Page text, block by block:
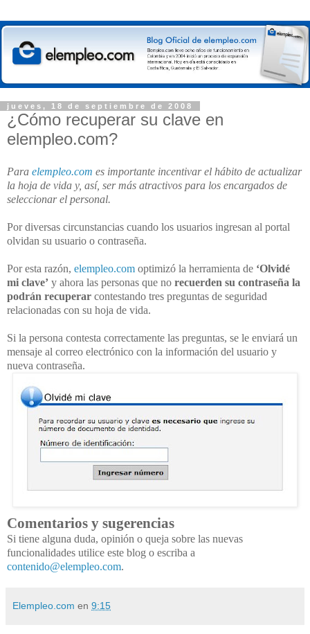
jueves, 18 de septiembre de 2008
¿Cómo recuperar su clave en
elempleo.com?
Para elempleo.com es importante incentivar el hábito de actualizar
la hoja de vida y, así, ser más atractivos para los encargados de
seleccionar el personal.
Por diversas circunstancias cuando los usuarios ingresan al portal
olvidan su usuario o contraseña.
Por esta razón, elempleo.com optimizó la herramienta de ‘Olvidé
mi clave’ y ahora las personas que no recuerden su contraseña la
podrán recuperar contestando tres preguntas de seguridad
relacionadas con su hoja de vida.
Si la persona contesta correctamente las preguntas, se le enviará un
mensaje al correo electrónico con la información del usuario y
nueva contraseña.
Comentarios y sugerencias
Si tiene alguna duda, opinión o queja sobre las nuevas
funcionalidades utilice este blog o escriba a
contenido@elempleo.com.
Elempleo.com en 9:15